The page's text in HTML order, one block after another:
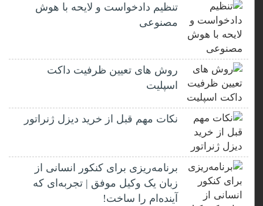
تنظیم دادخواست و لایحه با هوش
مصنوعی
روش های تعیین ظرفیت داکت
اسپلیت
نکات مهم قبل از خرید دیزل ژنراتور
برنامه‌ریزی برای کنکور انسانی از
زبان یک وکیل موفق | تجربه‌ای که
آینده‌ام را ساخت!